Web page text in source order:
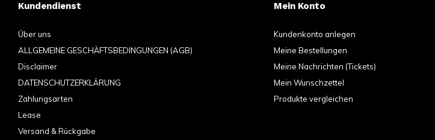
Kundendienst
Über uns
ALLGEMEINE GESCHÄFTSBEDINGUNGEN (AGB)
Disclaimer
DATENSCHUTZERKLÄRUNG
Zahlungsarten
Lease
Versand & Rückgabe
Mein Konto
Kundenkonto anlegen
Meine Bestellungen
Meine Nachrichten (Tickets)
Mein Wunschzettel
Produkte vergleichen